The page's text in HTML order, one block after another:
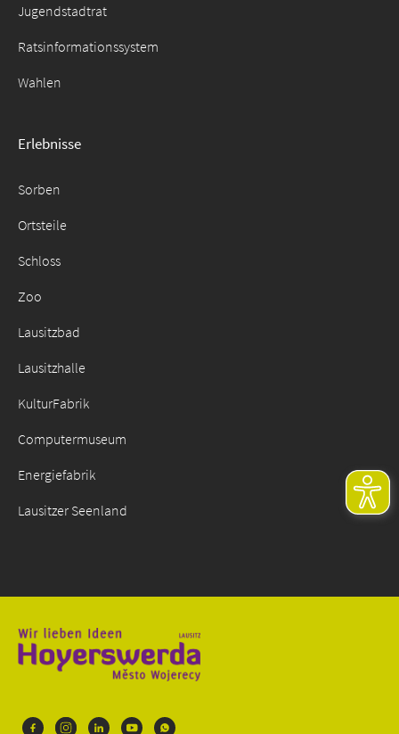
Jugendstadtrat
Ratsinformationssystem
Wahlen
Erlebnisse
Sorben
Ortsteile
Schloss
Zoo
Lausitzbad
Lausitzhalle
KulturFabrik
Computermuseum
Energiefabrik
Lausitzer Seenland